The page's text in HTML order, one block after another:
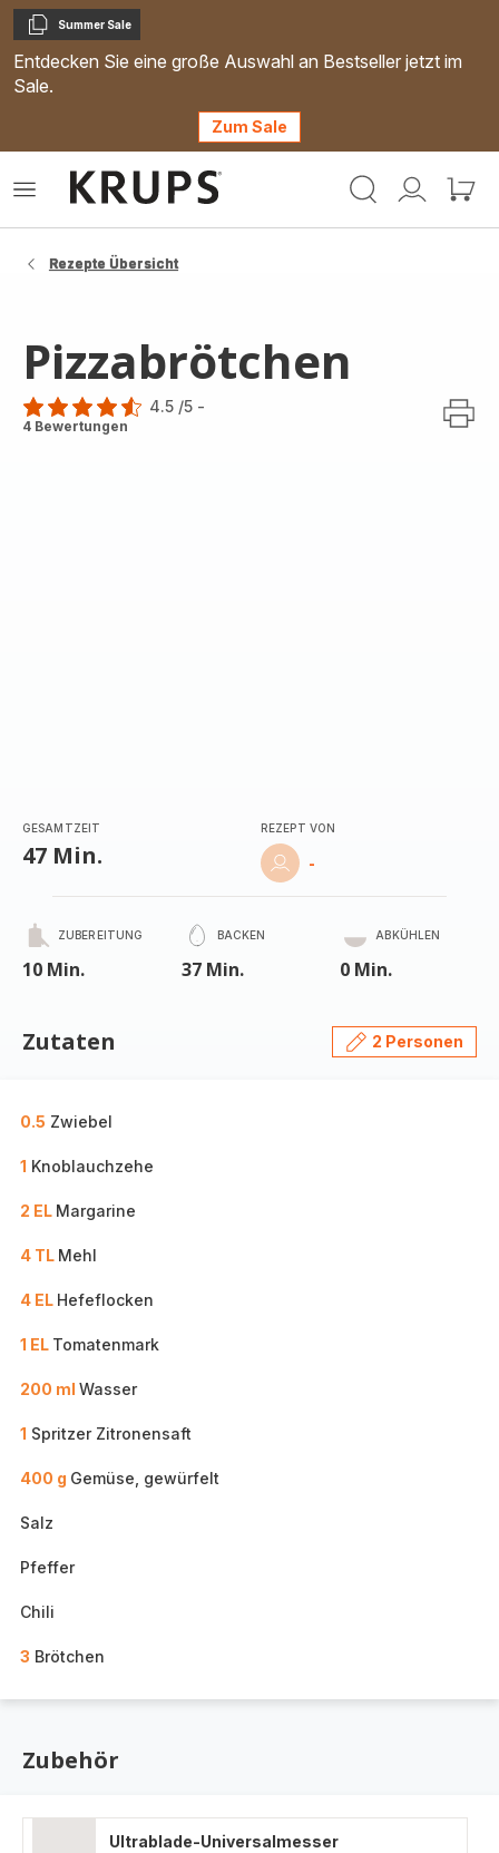
Kopieren
Summer Sale
Entdecken Sie eine große Auswahl an Bestseller jetzt im
Sale.
Zum Sale
Mein
Mein
Das
Rezepte Übersicht
Pizzabrötchen
ratings.4.5
4.5 /5 -
4 Bewertungen
GESAMTZEIT
47 Min.
REZEPT VON
-
ZUBEREITUNG
10 Min.
BACKEN
37 Min.
ABKÜHLEN
0 Min.
Zutaten 2 Personen
0.5 Zwiebel
1 Knoblauchzehe
2 EL Margarine
4 TL Mehl
4 EL Hefeflocken
1 EL Tomatenmark
200 ml Wasser
1 Spritzer Zitronensaft
400 g Gemüse, gewürfelt
Salz
Pfeffer
Chili
3 Brötchen
Zubehör
Ultrablade-Universalmesser